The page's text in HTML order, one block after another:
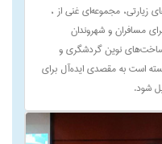
زیارتی، مجموعه‌ای غنی از ،
مسافران و شهروندان
نوین گردشگری و
است به مقصدی ایده‌آل برای
شود.